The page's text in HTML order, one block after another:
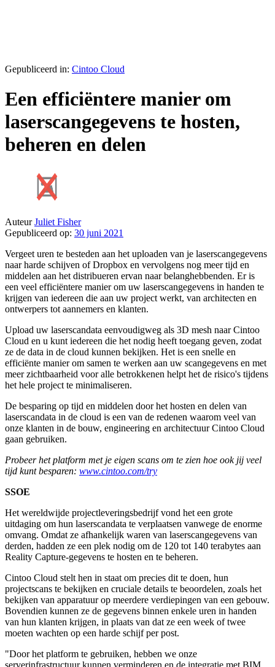
Gepubliceerd in: Cintoo Cloud
Een efficiëntere manier om
laserscangegevens te hosten,
beheren en delen
Auteur Juliet Fisher
Gepubliceerd op: 30 juni 2021
Vergeet uren te besteden aan het uploaden van je laserscangegevens
naar harde schijven of Dropbox en vervolgens nog meer tijd en
middelen aan het distribueren ervan naar belanghebbenden. Er is
een veel efficiëntere manier om uw laserscangegevens in handen te
krijgen van iedereen die aan uw project werkt, van architecten en
ontwerpers tot aannemers en klanten.
Upload uw laserscandata eenvoudigweg als 3D mesh naar Cintoo
Cloud en u kunt iedereen die het nodig heeft toegang geven, zodat
ze de data in de cloud kunnen bekijken. Het is een snelle en
efficiënte manier om samen te werken aan uw scangegevens en met
meer zichtbaarheid voor alle betrokkenen helpt het de risico's tijdens
het hele project te minimaliseren.
De besparing op tijd en middelen door het hosten en delen van
laserscandata in de cloud is een van de redenen waarom veel van
onze klanten in de bouw, engineering en architectuur Cintoo Cloud
gaan gebruiken.
Probeer het platform met je eigen scans om te zien hoe ook jij veel
tijd kunt besparen: www.cintoo.com/try
SSOE
Het wereldwijde projectleveringsbedrijf vond het een grote
uitdaging om hun laserscandata te verplaatsen vanwege de enorme
omvang. Omdat ze afhankelijk waren van laserscangegevens van
derden, hadden ze een plek nodig om de 120 tot 140 terabytes aan
Reality Capture-gegevens te hosten en te beheren.
Cintoo Cloud stelt hen in staat om precies dit te doen, hun
projectscans te bekijken en cruciale details te beoordelen, zoals het
bekijken van apparatuur op meerdere verdiepingen van een gebouw.
Bovendien kunnen ze de gegevens binnen enkele uren in handen
van hun klanten krijgen, in plaats van dat ze een week of twee
moeten wachten op een harde schijf per post.
"Door het platform te gebruiken, hebben we onze
serverinfrastructuur kunnen verminderen en de integratie met BIM